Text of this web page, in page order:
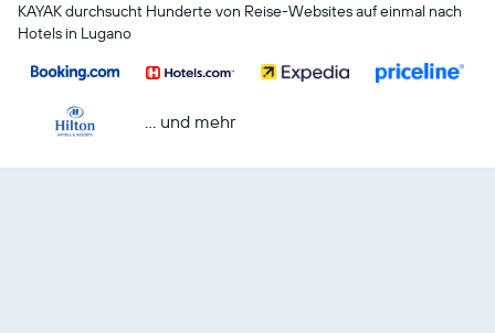
KAYAK durchsucht Hunderte von Reise-Websites auf einmal nach
Hotels in Lugano
… und mehr